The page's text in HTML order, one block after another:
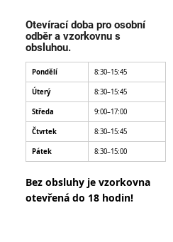
Otevírací doba pro osobní
odběr a vzorkovnu s
obsluhou.
Pondělí 8:30–15:45
Úterý 8:30–15:45
Středa 9:00–17:00
Čtvrtek 8:30–15:45
Pátek 8:30–15:00
Bez obsluhy je vzorkovna
otevřená do 18 hodin!